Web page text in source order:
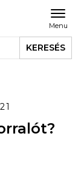
Menu
KERESÉS